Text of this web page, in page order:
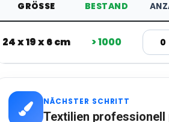
GRÖSSE BESTAND
24 x 19 x 6 cm > 1000
NÄCHSTER SCHRITT
Textilien professionell